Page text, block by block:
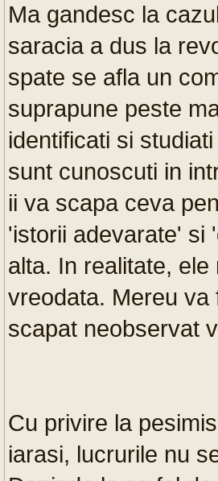
Ma gandesc la
saracia a dus la
spate se afla un
suprapune peste
identificati si
sunt cunoscuti in
ii va scapa ceva
'istorii adevarate' si
alta. In realitate,
vreodata. Mereu
scapat neobservat
Cu privire la
iarasi, lucrurile nu